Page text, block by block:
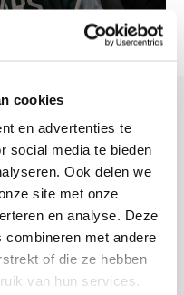
cookies
en advertenties te
social media te bieden
Ook delen we
site met onze
en analyse. Deze
combineren met andere
of die ze hebben
van hun services.